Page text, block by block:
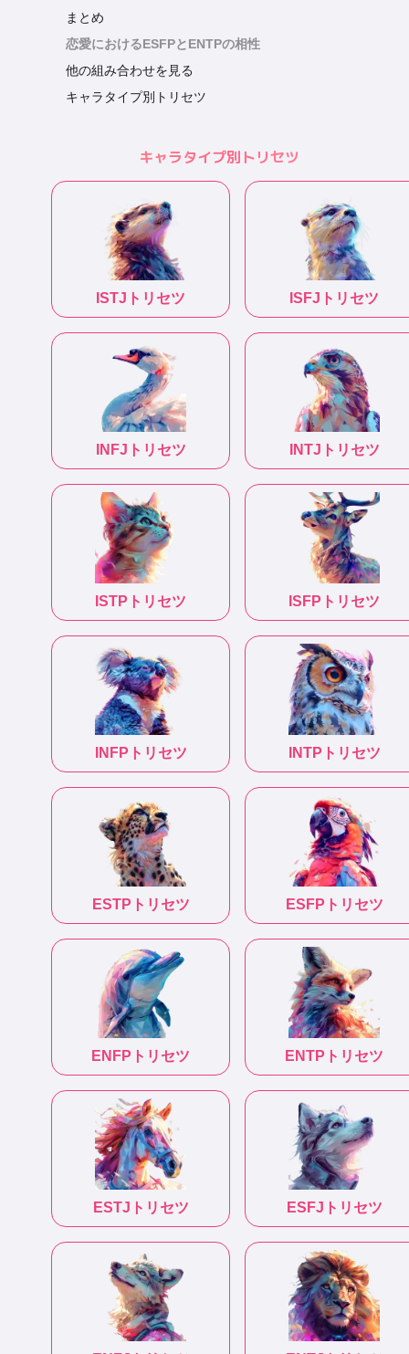
まとめ
恋愛におけるESFPとENTPの相性
他の組み合わせを見る
キャラタイプ別トリセツ
キャラタイプ別トリセツ
ISTJ トリセツ ISFJ トリセツ
INFJ トリセツ INTJ トリセツ
ISTP トリセツ ISFP トリセツ
INFP トリセツ INTP トリセツ
ESTP トリセツ ESFP トリセツ
ENFP トリセツ ENTP トリセツ
ESTJ トリセツ ESFJ トリセツ